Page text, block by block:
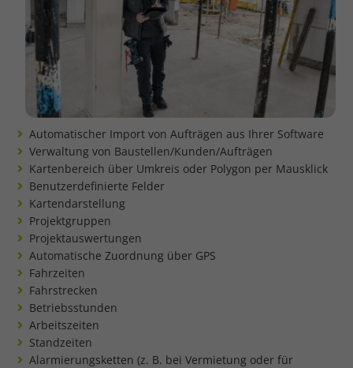
Automatischer Import von Aufträgen aus Ihrer Software
Verwaltung von Baustellen/Kunden/Aufträgen
Kartenbereich über Umkreis oder Polygon per Mausklick
Benutzerdefinierte Felder
Kartendarstellung
Projektgruppen
Projektauswertungen
Automatische Zuordnung über GPS
Fahrzeiten
Fahrstrecken
Betriebsstunden
Arbeitszeiten
Standzeiten
Alarmierungsketten (z. B. bei Vermietung oder für